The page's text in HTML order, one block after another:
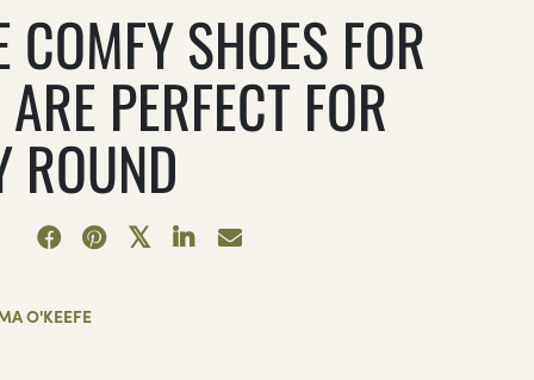
COMFY SHOES FOR
PERFECT FOR
ROUND
O'KEEFE